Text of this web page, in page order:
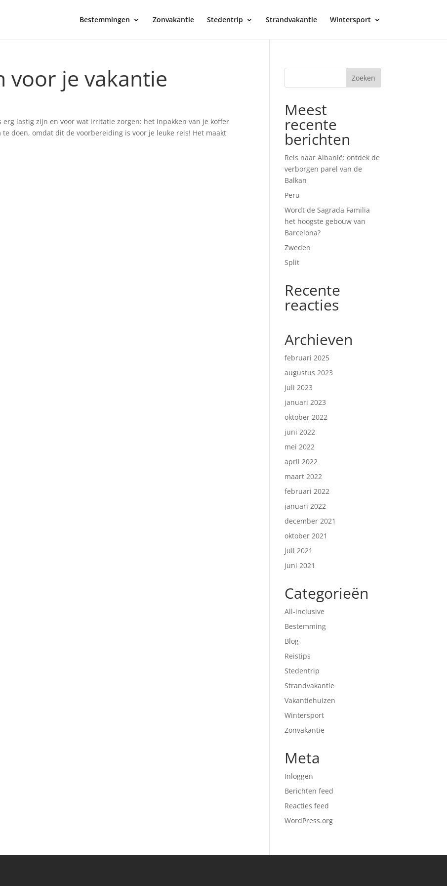
Bestemmingen Zonvakantie Stedentrip Strandvakantie Wintersport
voor je vakantie
erg lastig zijn en voor wat irritatie zorgen: het inpakken van je koffer
doen, omdat dit de voorbereiding is voor je leuke reis! Het maakt
Meest
recente
berichten
Reis naar Albanië: ontdek de
verborgen parel van de
Balkan
Peru
Wordt de Sagrada Familia
het hoogste gebouw van
Barcelona?
Zweden
Split
Recente
reacties
Archieven
februari 2025
augustus 2023
juli 2023
januari 2023
oktober 2022
juni 2022
mei 2022
april 2022
maart 2022
februari 2022
januari 2022
december 2021
oktober 2021
juli 2021
juni 2021
Categorieën
All-inclusive
Bestemming
Blog
Reistips
Stedentrip
Strandvakantie
Vakantiehuizen
Wintersport
Zonvakantie
Meta
Inloggen
Berichten feed
Reacties feed
WordPress.org